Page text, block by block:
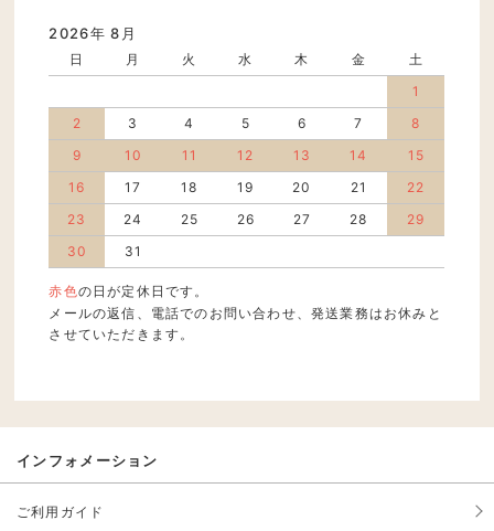
2026年 8月
日 月 火 水 木 金
土
1
2
3 4 5 6 7
8
9
10 11 12 13 14
15
16
17 18 19 20 21
22
23
24 25 26 27 28
29
30
31
赤色の日が定休日です。
メールの返信、電話でのお問い合わせ、発送業務はお休みと
させていただきます。
インフォメーション
ご利用ガイド